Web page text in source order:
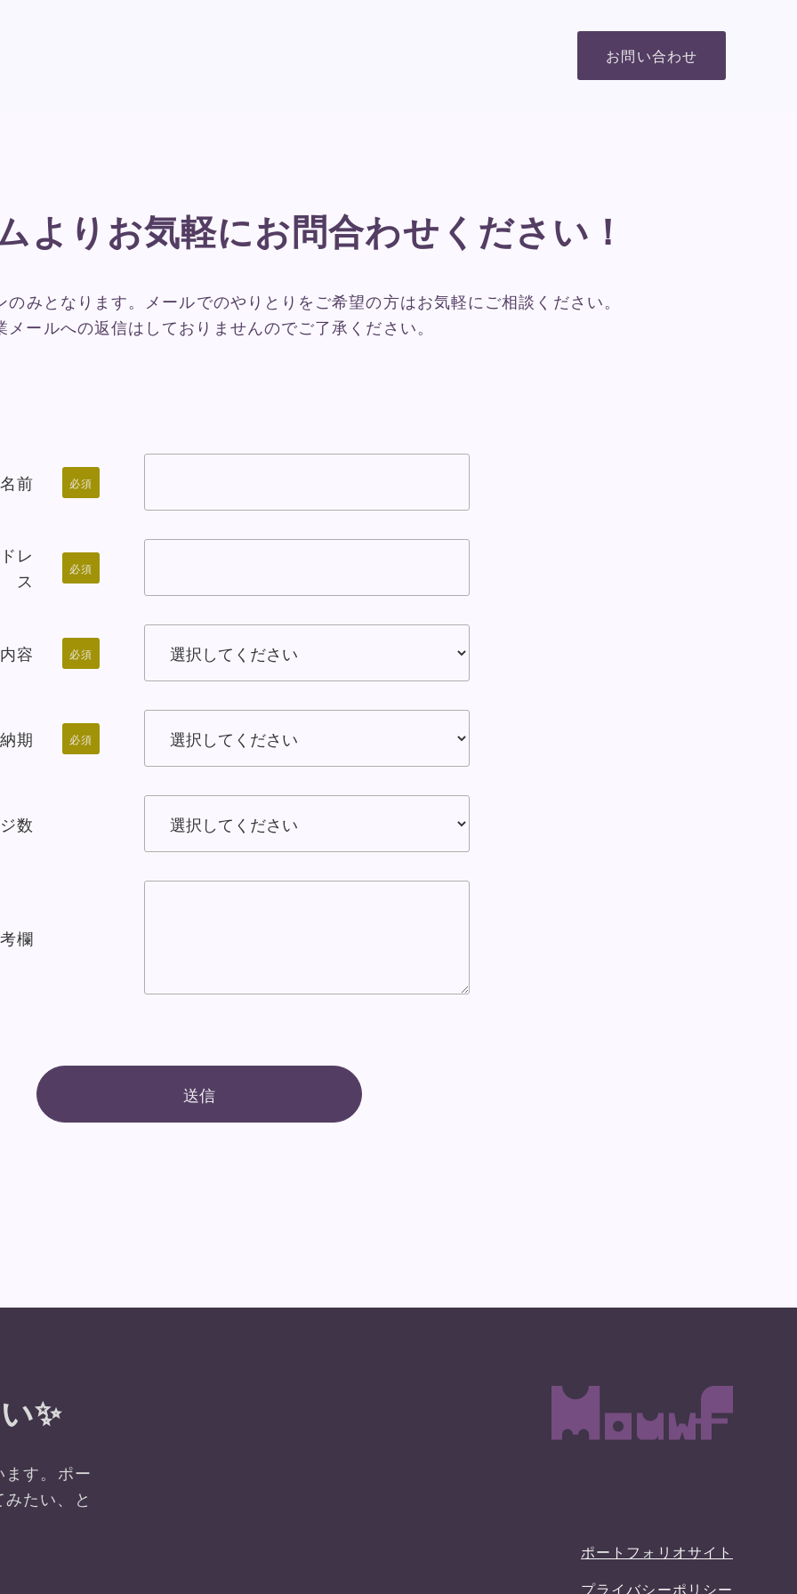
お問い合わせ
よりお気軽にお問合わせください！
みとなります。メールでのやりとりをご希望の方はお気軽にご相談ください。
メールへの返信はしておりませんのでご了承ください。
前 必須
レ
ス
必須
容 必須
期 必須
数
欄
✨
す。ポー
たい、と
ポートフォリオサイト
プライバシーポリシー